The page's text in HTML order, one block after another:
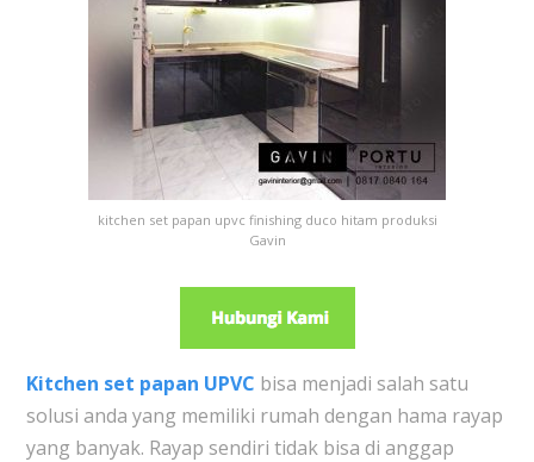
kitchen set papan upvc finishing duco hitam produksi
Gavin
Kitchen set papan UPVC bisa menjadi salah satu
solusi anda yang memiliki rumah dengan hama rayap
yang banyak. Rayap sendiri tidak bisa di anggap